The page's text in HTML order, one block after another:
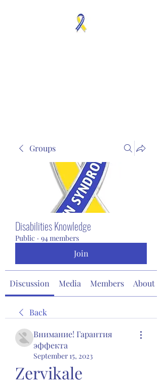
Groups
Disabilities Knowledge
Public · 94 members
Join
Discussion Media Members About
Back
Внимание! Гарантия
эффекта
September 15, 2023
Zervikale